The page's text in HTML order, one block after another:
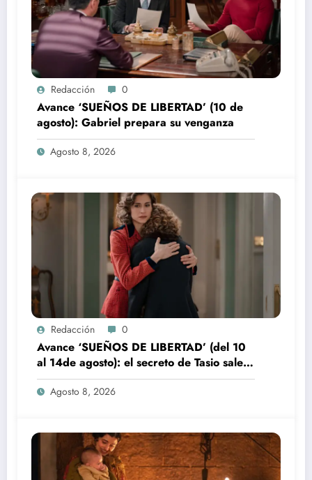
Redacción 0
Avance ‘SUEÑOS DE LIBERTAD’ (10 de
agosto): Gabriel prepara su venganza
Agosto 8, 2026
Redacción 0
Avance ‘SUEÑOS DE LIBERTAD’ (del 10
al 14de agosto): el secreto de Tasio sale a
la luz
Agosto 8, 2026